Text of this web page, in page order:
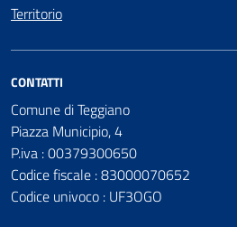
Territorio
CONTATTI
Comune di Teggiano
Piazza Municipio, 4
P.iva : 00379300650
Codice fiscale : 83000070652
Codice univoco : UF3OGO